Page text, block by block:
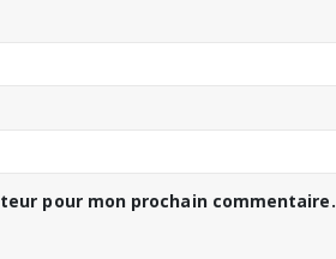
pour mon prochain commentaire.